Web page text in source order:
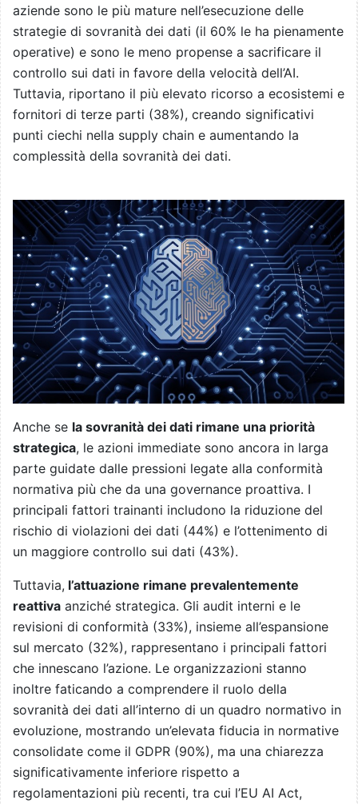
aziende sono le più mature nell’esecuzione delle
strategie di sovranità dei dati (il 60% le ha pienamente
operative) e sono le meno propense a sacrificare il
controllo sui dati in favore della velocità dell’AI.
Tuttavia, riportano il più elevato ricorso a ecosistemi e
fornitori di terze parti (38%), creando significativi
punti ciechi nella supply chain e aumentando la
complessità della sovranità dei dati.
Anche se la sovranità dei dati rimane una priorità
strategica, le azioni immediate sono ancora in larga
parte guidate dalle pressioni legate alla conformità
normativa più che da una governance proattiva. I
principali fattori trainanti includono la riduzione del
rischio di violazioni dei dati (44%) e l’ottenimento di
un maggiore controllo sui dati (43%).
Tuttavia, l’attuazione rimane prevalentemente
reattiva anziché strategica. Gli audit interni e le
revisioni di conformità (33%), insieme all’espansione
sul mercato (32%), rappresentano i principali fattori
che innescano l’azione. Le organizzazioni stanno
inoltre faticando a comprendere il ruolo della
sovranità dei dati all’interno di un quadro normativo in
evoluzione, mostrando un’elevata fiducia in normative
consolidate come il GDPR (90%), ma una chiarezza
significativamente inferiore rispetto a
regolamentazioni più recenti, tra cui l’EU AI Act,